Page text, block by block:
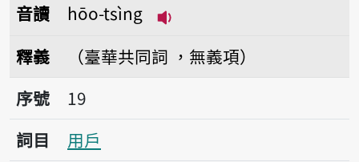
音讀
hōo-tsìng
釋義
（臺華共同詞 ，無義項）
序號19用戶
序號
19
詞目
用戶